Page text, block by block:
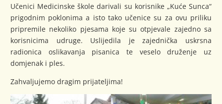
Učenici Medicinske škole darivali su korisnike „Kuće Sunca“
prigodnim poklonima a isto tako učenice su za ovu priliku
pripremile nekoliko pjesama koje su otpjevale zajedno sa
korisnicima udruge. Uslijedila je zajednička uskrsna
radionica oslikavanja pisanica te veselo druženje uz
domjenak i ples.
Zahvaljujemo dragim prijateljima!